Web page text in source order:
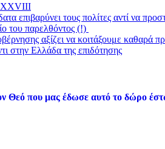
XXVIII
επιβαρύνει τους πολίτες αντί να
του παρελθόντος (!)
αξίζει να κοιτάξουμε καθαρά
στην Ελλάδα της επιδότησης
Θεό που μας έδωσε αυτό το δώρο